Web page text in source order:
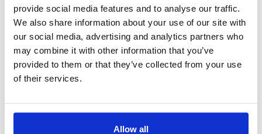
provide social media features and to analyse our traffic.
We also share information about your use of our site with
our social media, advertising and analytics partners who
may combine it with other information that you’ve
provided to them or that they’ve collected from your use
of their services.
Allow all
Steel Worker (Shipyard) (€660 net per
week) Netherlands, w Holandii
Salary:from 700,00€/h star_border 0/5
Available positions: